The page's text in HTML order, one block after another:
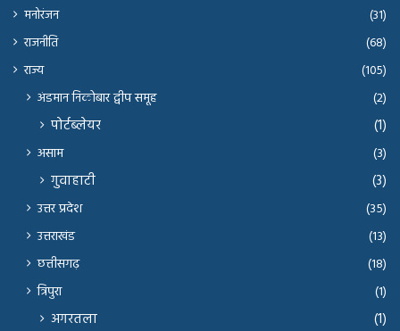
मनोरंजन
(31)
राजनीति
(68)
राज्य
(105)
अंडमान निकोबार द्वीप समूह (2)
पोर्टब्लेयर (1)
असाम (3)
गुवाहाटी (3)
उत्तर प्रदेश
(35)
उत्तराखंड
(13)
छत्तीसगढ़
(18)
त्रिपुरा
(1)
अगरतला (1)